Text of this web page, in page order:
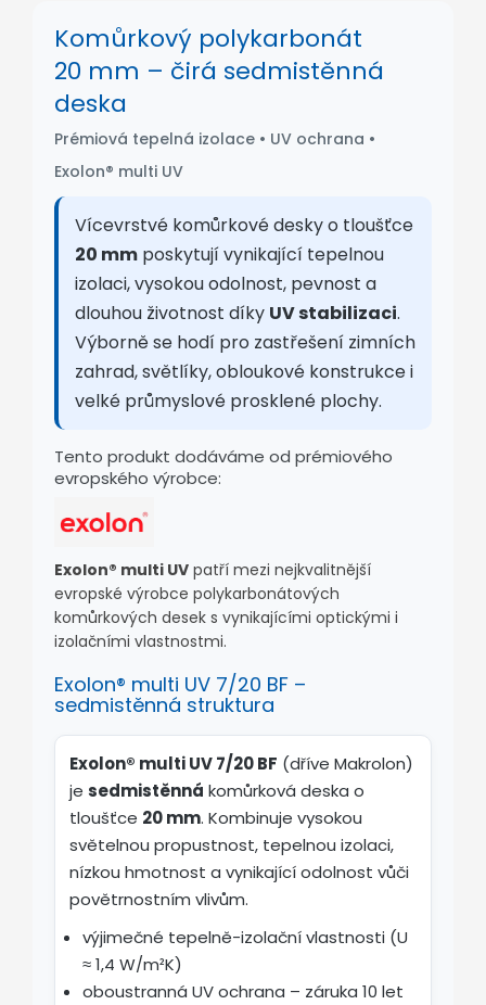
Komůrkový polykarbonát
20 mm – čirá sedmistěnná
deska
Prémiová tepelná izolace • UV ochrana •
Exolon® multi UV
Vícevrstvé komůrkové desky o tloušťce
20 mm poskytují vynikající tepelnou
izolaci, vysokou odolnost, pevnost a
dlouhou životnost díky UV stabilizaci.
Výborně se hodí pro zastřešení zimních
zahrad, světlíky, obloukové konstrukce i
velké průmyslové prosklené plochy.
Tento produkt dodáváme od prémiového
evropského výrobce:
Exolon® multi UV patří mezi nejkvalitnější
evropské výrobce polykarbonátových
komůrkových desek s vynikajícími optickými i
izolačními vlastnostmi.
Exolon® multi UV 7/20 BF –
sedmistěnná struktura
Exolon® multi UV 7/20 BF (dříve Makrolon)
je sedmistěnná komůrková deska o
tloušťce 20 mm. Kombinuje vysokou
světelnou propustnost, tepelnou izolaci,
nízkou hmotnost a vynikající odolnost vůči
povětrnostním vlivům.
výjimečné tepelně-izolační vlastnosti (U
≈ 1,4 W/m²K)
oboustranná UV ochrana – záruka 10 let